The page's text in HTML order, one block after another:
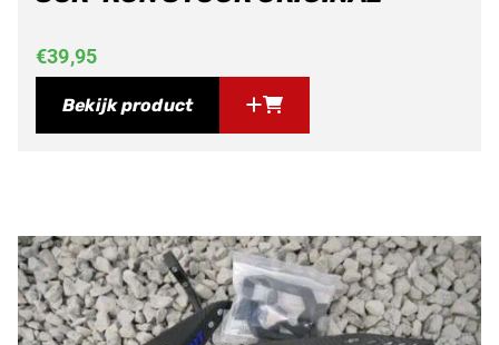
€39,95
Bekijk product